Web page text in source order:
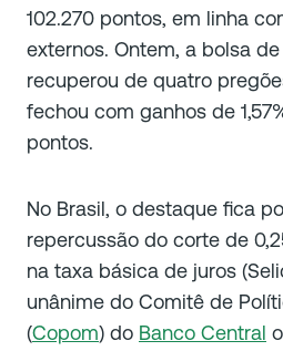
102.270 pontos, em linha
externos. Ontem, a bolsa
recuperou de quatro
fechou com ganhos de
pontos.
No Brasil, o destaque fica
repercussão do corte de
na taxa básica de juros
unânime do Comitê de
(Copom) do Banco Central